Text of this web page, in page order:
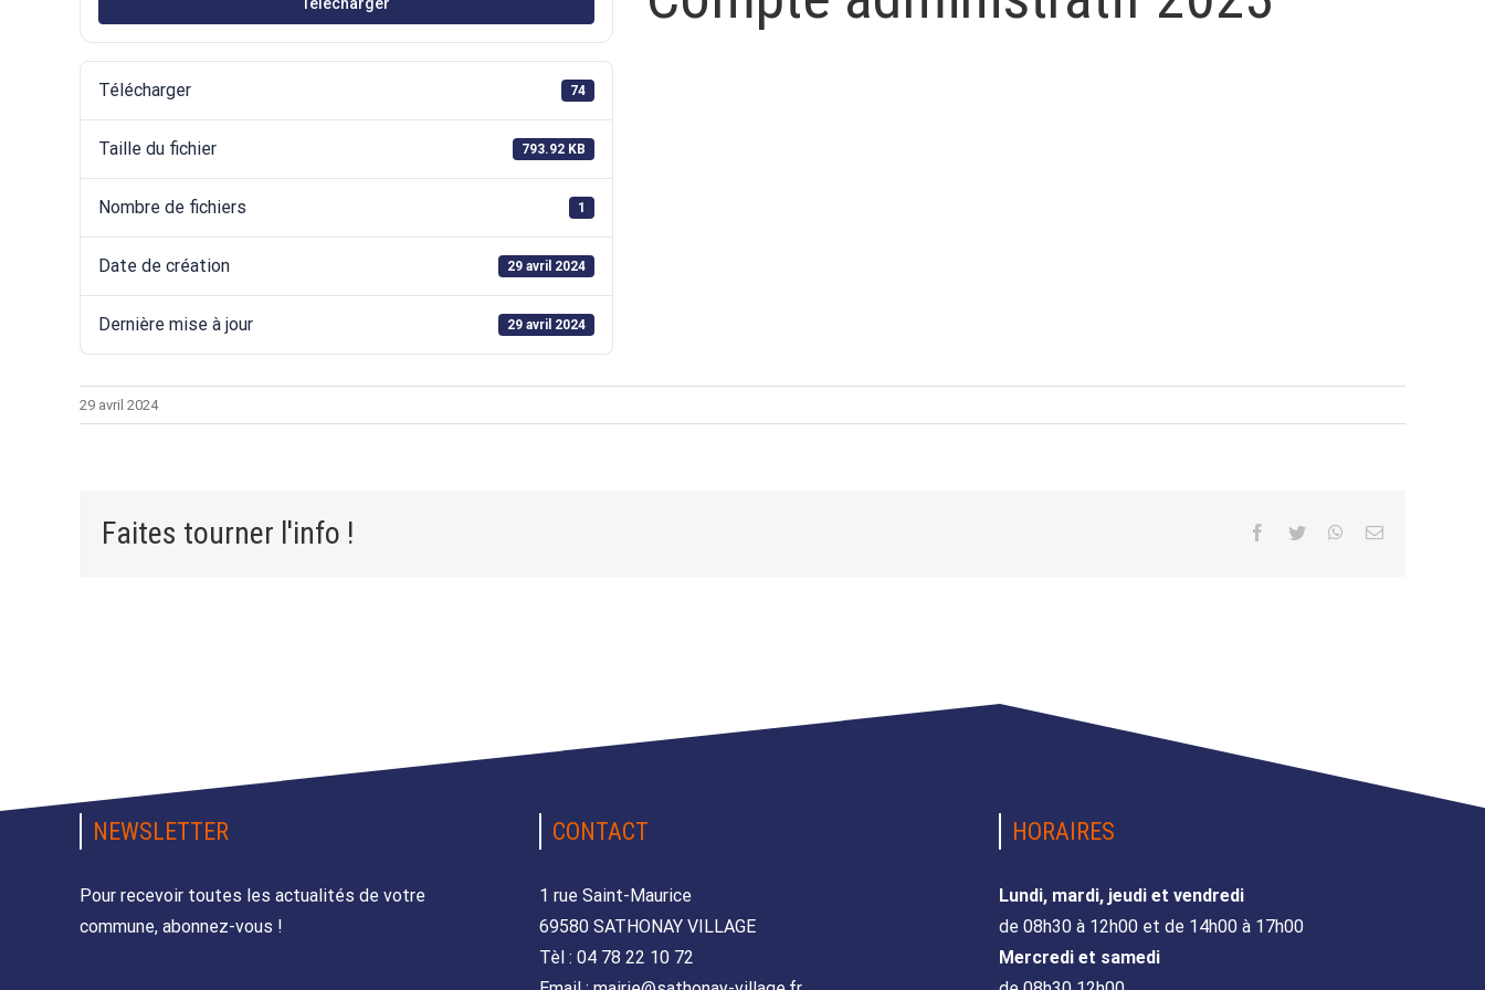
Télécharger 74
Taille du fichier 793.92 KB
Nombre de fichiers 1
Date de création 29 avril 2024
Dernière mise à jour 29 avril 2024
29 avril 2024
Faites tourner l'info ! Facebook
Twitter WhatsApp
Email
NEWSLETTER
Pour recevoir toutes les actualités de votre
commune, abonnez-vous !
CONTACT
1 rue Saint-Maurice
69580 SATHONAY VILLAGE
Tèl : 04 78 22 10 72
HORAIRES
Lundi, mardi, jeudi et vendredi
de 08h30 à 12h00 et de 14h00 à 17h00
Mercredi et samedi